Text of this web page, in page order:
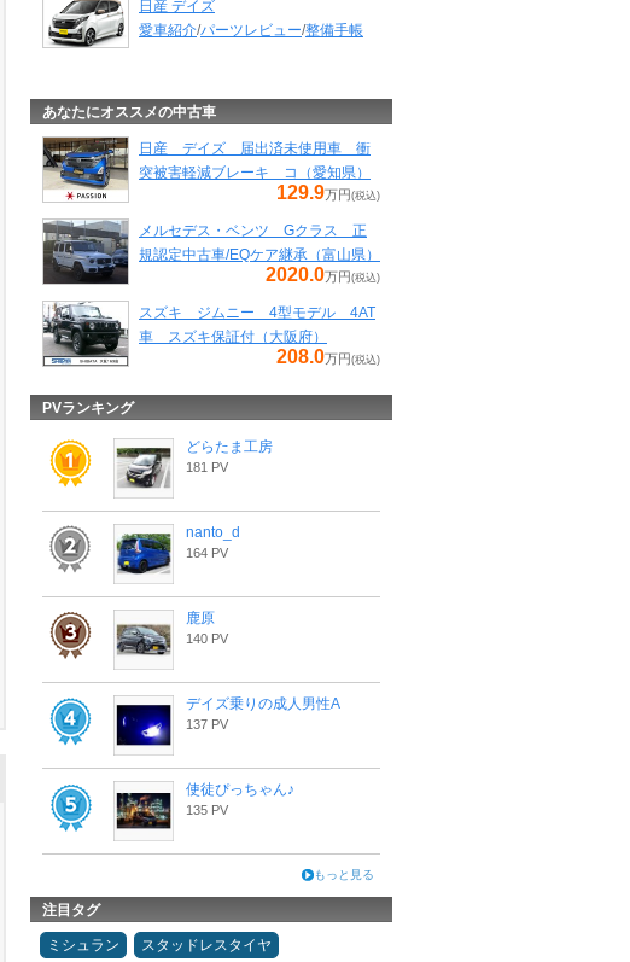
日産 デイズ
愛車紹介/パーツレビュー/整備手帳
あなたにオススメの中古車
日産 デイズ 届出済未使用車 衝
突被害軽減ブレーキ コ（愛知県）
129.9万円 (税込)
メルセデス・ベンツ Gクラス 正
規認定中古車/EQケア継承（富山県）
2020.0万円 (税込)
スズキ ジムニー 4型モデル 4AT
車 スズキ保証付（大阪府）
208.0万円 (税込)
PVランキング
どらたま工房
181 PV
nanto_d
164 PV
鹿原
140 PV
デイズ乗りの成人男性A
137 PV
使徒ぴっちゃん♪
135 PV
もっと見る
注目タグ
ミシュラン
スタッドレスタイヤ